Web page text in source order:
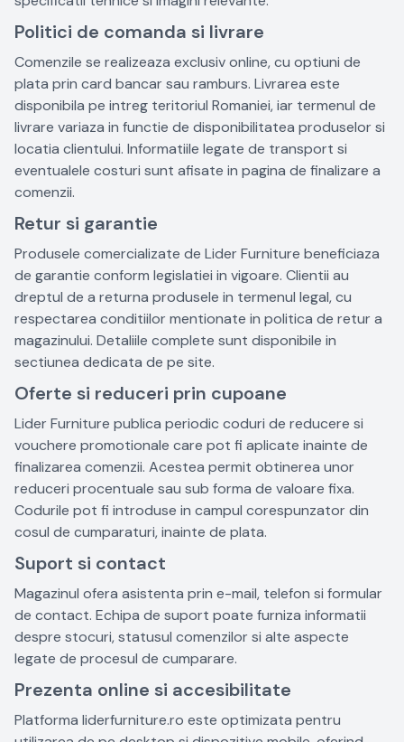
Politici de comanda si livrare
Comenzile se realizeaza exclusiv online, cu optiuni de
plata prin card bancar sau ramburs. Livrarea este
disponibila pe intreg teritoriul Romaniei, iar termenul de
livrare variaza in functie de disponibilitatea produselor si
locatia clientului. Informatiile legate de transport si
eventualele costuri sunt afisate in pagina de finalizare a
comenzii.
Retur si garantie
Produsele comercializate de Lider Furniture beneficiaza
de garantie conform legislatiei in vigoare. Clientii au
dreptul de a returna produsele in termenul legal, cu
respectarea conditiilor mentionate in politica de retur a
magazinului. Detaliile complete sunt disponibile in
sectiunea dedicata de pe site.
Oferte si reduceri prin cupoane
Lider Furniture publica periodic coduri de reducere si
vouchere promotionale care pot fi aplicate inainte de
finalizarea comenzii. Acestea permit obtinerea unor
reduceri procentuale sau sub forma de valoare fixa.
Codurile pot fi introduse in campul corespunzator din
cosul de cumparaturi, inainte de plata.
Suport si contact
Magazinul ofera asistenta prin e-mail, telefon si formular
de contact. Echipa de suport poate furniza informatii
despre stocuri, statusul comenzilor si alte aspecte
legate de procesul de cumparare.
Prezenta online si accesibilitate
Platforma liderfurniture.ro este optimizata pentru